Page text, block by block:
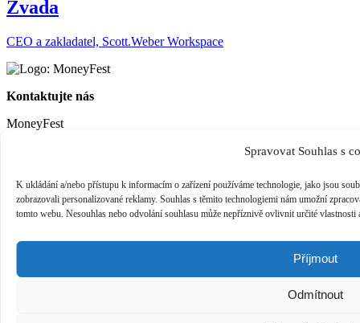
Spravovat Souhlas s
K ukládání a/nebo přístupu k informacím o zařízení používáme technologie, jako jsou
zobrazovali personalizované reklamy. Souhlas s těmito technologiemi nám umožní
tomto webu. Nesouhlas nebo odvolání souhlasu může nepříznivě ovlivnit určité vlastnosti
Příjmout
Odmítnout
Zvada
CEO a zakladatel, Scott.Weber Workspace
Kontaktujte nás
MoneyFest
MoneyFest Talk
Konference MoneyFest je realizována pod záštitou radního hl. m.